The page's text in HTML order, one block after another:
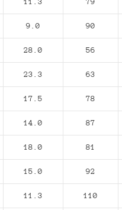
9.0 90
28.0 56
23.3 63
17.5 78
14.0 87
18.0 81
15.0 92
11.3 110